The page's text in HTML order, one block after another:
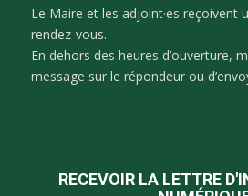
Le Maire et les adjoint·es reçoivent
rendez-vous.
En dehors des heures d’ouverture,
message sur le répondeur ou
RECEVOIR LA LETTRE